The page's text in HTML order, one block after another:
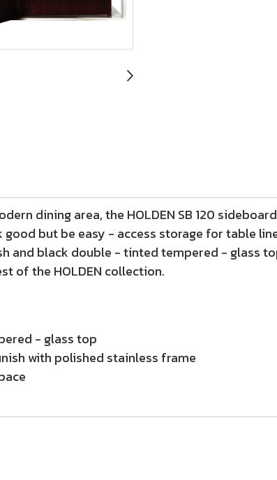
dining area, the HOLDEN SB 120
but be easy - access storage for table
and black double - tinted tempered - glass
of the HOLDEN collection.
- glass top
with polished stainless frame